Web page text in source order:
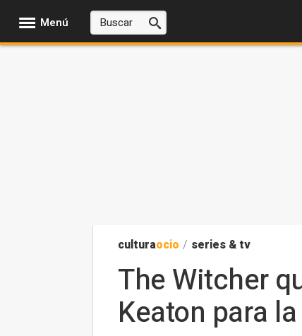
Menú
culturaocio / series & tv
The Witcher
Keaton para